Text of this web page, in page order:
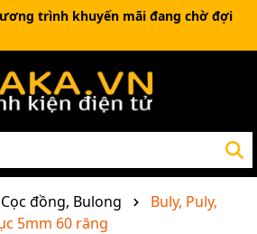
trình khuyến mãi đang chờ đợi
đồng, Bulong
Buly, Puly,
5mm 60 răng